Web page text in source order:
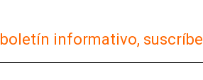
informativo,